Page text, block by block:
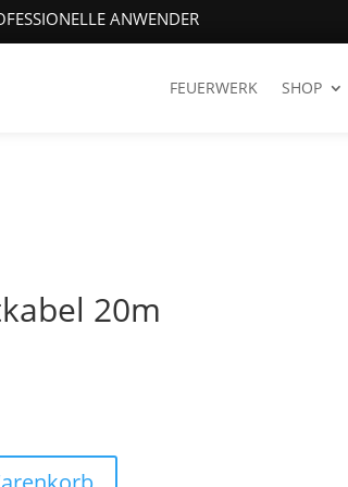
ANWENDER
FEUERWERK SHOP
20m